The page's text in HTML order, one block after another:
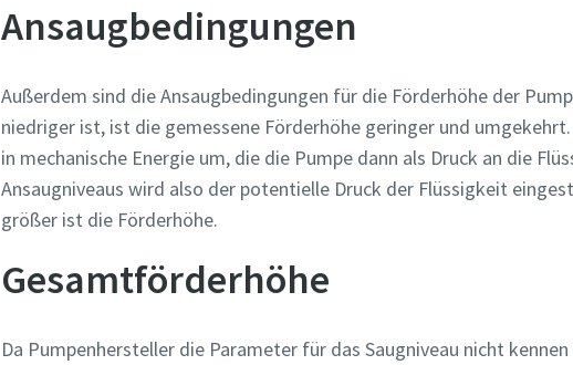
Ansaugbedingungen
Außerdem sind die Ansaugbedingungen für die Förderhöhe der
niedriger ist, ist die gemessene Förderhöhe geringer und
in mechanische Energie um, die die Pumpe dann als Druck an die
Ansaugniveaus wird also der potentielle Druck der Flüssigkeit
größer ist die Förderhöhe.
Gesamtförderhöhe
Da Pumpenhersteller die Parameter für das Saugniveau nicht